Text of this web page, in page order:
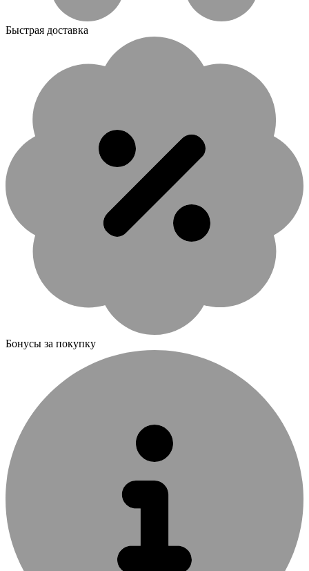
Быстрая доставка
Бонусы за покупку